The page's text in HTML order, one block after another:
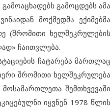
გამოცდებს ამა
მოქმედმა ექიმებმა
(შრომითი ხელშეკრულების
ჩაითვლება.
ჩატარება მართლაც
შრომითი ხელშეკრულება
შემთხვევაში
იყვნენ 1978 წლის